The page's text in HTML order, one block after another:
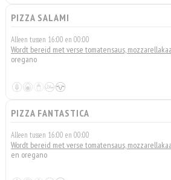
PIZZA SALAMI
Alleen tussen 16:00 en 00:00
Wordt bereid met verse tomatensaus,
oregano
PIZZA FANTASTICA
Alleen tussen 16:00 en 00:00
Wordt bereid met verse tomatensaus,
en oregano